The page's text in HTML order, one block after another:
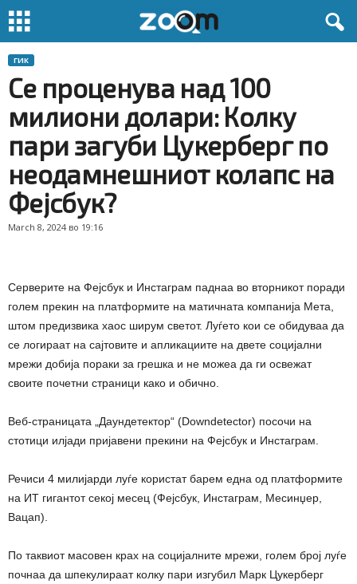
ГИК
Се проценува над 100
милиони долари: Колку
пари загуби Цукерберг по
неодамнешниот колапс на
Фејсбук?
March 8, 2024 во 19:16
Серверите на Фејсбук и Инстаграм паднаа во вторникот поради
голем прекин на платформите на матичната компанија Мета,
штом предизвика хаос ширум светот. Луѓето кои се обидуваа да
се логираат на сајтовите и апликациите на двете социјални
мрежи добија пораки за грешка и не можеа да ги освежат
своите почетни страници како и обично.
Веб-страницата „Даундетектор“ (Downdetector) посочи на
стотици илјади пријавени прекини на Фејсбук и Инстаграм.
Речиси 4 милијарди луѓе користат барем една од платформите
на ИТ гигантот секој месец (Фејсбук, Инстаграм, Месинџер,
Вацап).
По таквиот масовен крах на социјалните мрежи, голем број луѓе
почнаа да шпекулираат колку пари изгубил Марк Цукерберг